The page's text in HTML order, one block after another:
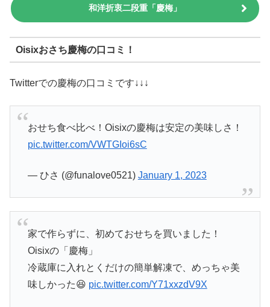
和洋折衷二段重「慶梅」
Oisixおさち慶梅の口コミ！
Twitterでの慶梅の口コミです↓↓↓
おせち食べ比べ！Oisixの慶梅は安定の美味しさ！
pic.twitter.com/VWTGIoi6sC
— ひさ (@funalove0521) January 1, 2023
家で作らずに、初めておせちを買いました！
Oisixの「慶梅」
冷蔵庫に入れとくだけの簡単解凍で、めっちゃ美
味しかった😆 pic.twitter.com/Y71xxzdV9X